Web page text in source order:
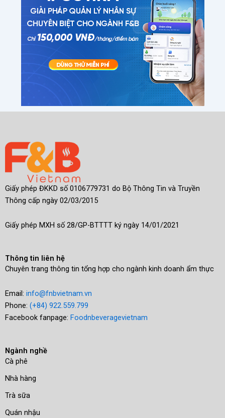
Giấy phép ĐKKD số 0106779731 do Bộ Thông Tin và Truyền
Thông cấp ngày 02/03/2015
Giấy phép MXH số 28/GP-BTTTT ký ngày 14/01/2021
Thông tin liên hệ
Chuyên trang thông tin tổng hợp cho ngành kinh doanh ẩm thực
Email: info@fnbvietnam.vn
Phone: (+84) 922.559.799
Facebook fanpage: Foodnbeveragevietnam
Ngành nghề
Cà phê
Nhà hàng
Trà sữa
Quán nhậu